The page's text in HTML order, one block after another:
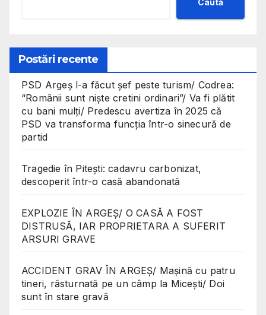
Caută
Postări recente
PSD Argeș l-a făcut șef peste turism/ Codrea:
“Românii sunt niște cretini ordinari”/ Va fi plătit
cu bani mulți/ Predescu avertiza în 2025 că
PSD va transforma funcția într-o sinecură de
partid
Tragedie în Pitești: cadavru carbonizat,
descoperit într-o casă abandonată
EXPLOZIE ÎN ARGEȘ/ O CASĂ A FOST
DISTRUSĂ, IAR PROPRIETARA A SUFERIT
ARSURI GRAVE
ACCIDENT GRAV ÎN ARGEȘ/ Mașină cu patru
tineri, răsturnată pe un câmp la Micești/ Doi
sunt în stare gravă